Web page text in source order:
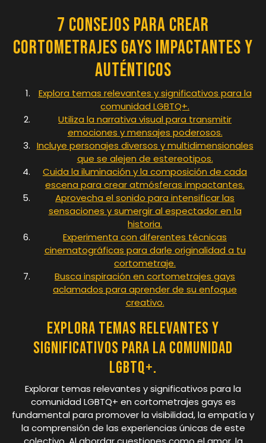
7 Consejos para Crear
Cortometrajes Gays Impactantes y
Auténticos
Explora temas relevantes y significativos para la
comunidad LGBTQ+.
Utiliza la narrativa visual para transmitir
emociones y mensajes poderosos.
Incluye personajes diversos y multidimensionales
que se alejen de estereotipos.
Cuida la iluminación y la composición de cada
escena para crear atmósferas impactantes.
Aprovecha el sonido para intensificar las
sensaciones y sumergir al espectador en la
historia.
Experimenta con diferentes técnicas
cinematográficas para darle originalidad a tu
cortometraje.
Busca inspiración en cortometrajes gays
aclamados para aprender de su enfoque
creativo.
Explora temas relevantes y
significativos para la comunidad
LGBTQ+.
Explorar temas relevantes y significativos para la
comunidad LGBTQ+ en cortometrajes gays es
fundamental para promover la visibilidad, la empatía y
la comprensión de las experiencias únicas de este